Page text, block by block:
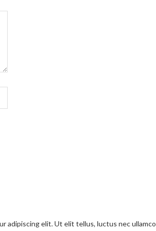
adipiscing elit. Ut elit tellus, luctus nec